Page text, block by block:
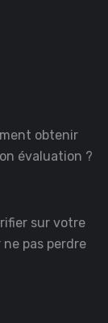
obtenir
évaluation ?
sur votre
pas perdre